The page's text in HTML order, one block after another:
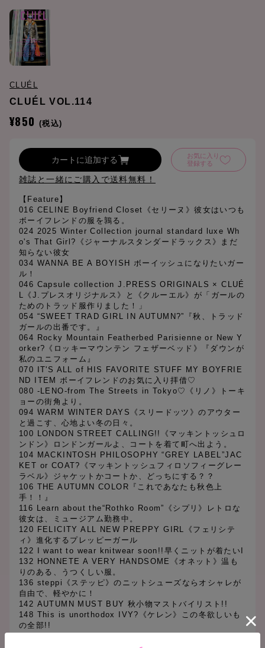
CLUÉL
CLUÉL VOL.114
¥850 (税込)
カートに追加する
お気に入り
登録する
雑誌と一緒にご購入で送料無料！
【Feature】
016 CELINE Boyfriend Closet《セリーヌ》彼女はいつも
ボーイフレンドの服を鶉る。
024 2025 Winter Collection journal standard luxe Wh
o's That Girl?《ジャーナルスタンダードラックス》まだ
知らない彼女
034 WANNA BE A BOYISH ボーイッシュになりたいガー
ル！
046 Capsule collection J.PRESS ORIGINALS × CLUÉ
L《J.プレスオリジナルス》と《クルーエル》が「ガールの
ためのトラッド服作りました！」
054 “SWEET TRAD GIRL IN AUTUMN?”『秋、トラッド
ガールの出番です。』
064 Rocky Mountain Featherbed Parisienne or New Y
orker?《ロッキーマウンテン フェザーベッド》『ダウンが
私のユニフォーム』
070 IT'S ALL of HIS FAVORITE STUFF MY BOYFRIE
ND ITEM ボーイフレンドのお気に入り拝借♡
080 -LENO-from The Streets in Tokyo♡《リノ》トーキ
ョーの街角より。
094 WARM WINTER DAYS《スリードッツ》のアウター
と過こす、心地よい冬の日々。
100 LONDON STREET CALLING!!《マッキントッシュロ
ンドン》ロンドンガールよ、コートを着て町へ出よう。
104 MACKINTOSH PHILOSOPHY “GREY LABEL”JAC
KET or COAT?《マッキントッシュフィロソフィーグレー
ラベル》ジャケットかコートか、どっちにする？？
106 THE AUTUMN COLOR『これであなたも秋色上
手！！』
116 Learn about the“Rothko Room”《シプリ》レトロな
彼女は、ミュージアム勤務中。
120 FELICITY ALL NEW PREPPY GIRL《フェリシテ
ィ》進化するプレッピーガール
122 I want to wear knitwear soon!!早くニットが着たいI
132 HONNETE A VERY HANDSOME《オネット》温も
りのある、うつくしい服。
136 steppi《ステッピ》のニットシューズならオシャレが
自由で、軽やかに！
142 AUTUMN MUST BUY 秋小物マストバイリスト!!
148 This is unorthodox IVY?《ケレン》この冬欲しいも
の全部!!